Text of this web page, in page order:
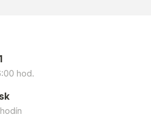
hod.